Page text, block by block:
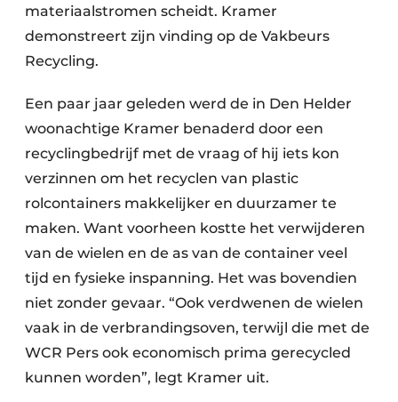
Kunststofafval
Medisch afval
Metaalrecyclage
Papierafval
Textielrecyclage
materiaalstromen scheidt. Kramer
demonstreert zijn vinding op de Vakbeurs
Recycling.
Een paar jaar geleden werd de in Den Helder
woonachtige Kramer benaderd door een
recyclingbedrijf met de vraag of hij iets kon
verzinnen om het recyclen van plastic
rolcontainers makkelijker en duurzamer te
maken. Want voorheen kostte het verwijderen
van de wielen en de as van de container veel
tijd en fysieke inspanning. Het was bovendien
niet zonder gevaar. “Ook verdwenen de wielen
vaak in de verbrandingsoven, terwijl die met de
WCR Pers ook economisch prima gerecycled
kunnen worden”, legt Kramer uit.